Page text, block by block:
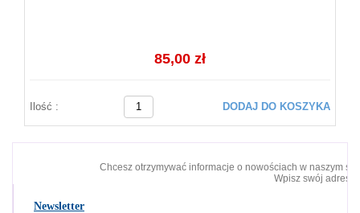
85,00 zł
Ilość : DODAJ DO KOSZYKA
Chcesz otrzymywać informacje o nowościach w naszym
Wpisz swój adres
Newsletter